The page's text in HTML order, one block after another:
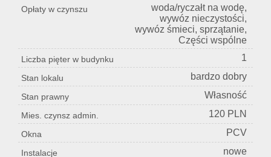
Opłaty w czynszu
woda/ryczałt na wodę,
wywóz nieczystości,
wywóz śmieci, sprzątanie,
Części wspólne
Liczba pięter w budynku 1
Stan lokalu bardzo dobry
Stan prawny Własność
Mies. czynsz admin. 120 PLN
Okna PCV
Instalacje nowe